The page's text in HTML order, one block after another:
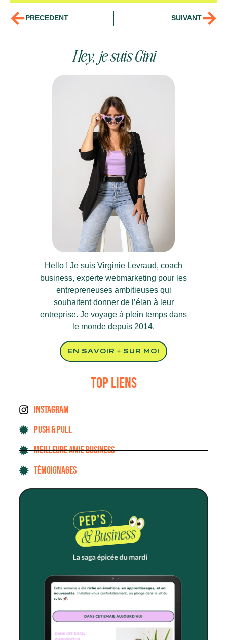
PRECEDENT SUIVANT
Hey, je suis Gini
Hello ! Je suis Virginie Levraud, coach
business, experte webmarketing pour les
entrepreneuses ambitieuses qui
souhaitent donner de l’élan à leur
entreprise. Je voyage à plein temps dans
le monde depuis 2014.
EN SAVOIR + SUR MOI
TOP LIENS
INSTAGRAM
PUSH & PULL
MEILLEURE AMIE BUSINESS
TÉMOIGNAGES